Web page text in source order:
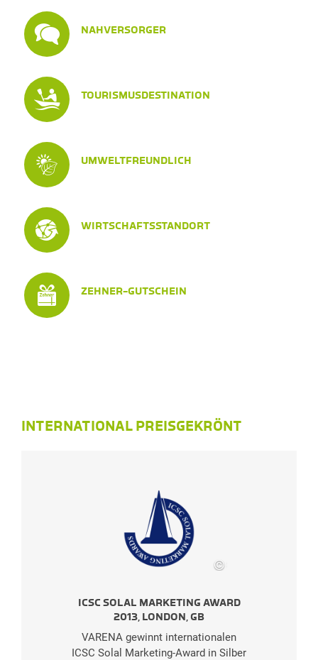
NAHVERSORGER
TOURISMUSDESTINATION
UMWELTFREUNDLICH
WIRTSCHAFTSSTANDORT
ZEHNER-GUTSCHEIN
INTERNATIONAL PREISGEKRÖNT
©
ICSC SOLAL MARKETING AWARD
2013, LONDON, GB
VARENA gewinnt internationalen
ICSC Solal Marketing-Award in Silber